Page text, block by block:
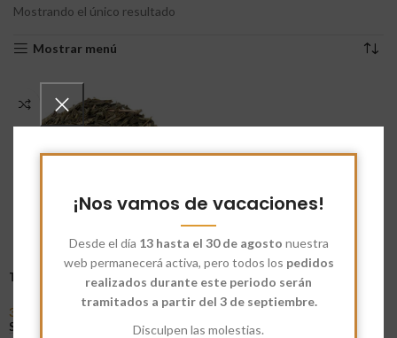
¡Nos vamos de vacaciones!
Desde el día 13 hasta el 30 de agosto nuestra
web permanecerá activa, pero todos los pedidos
realizados durante este periodo serán
tramitados a partir del 3 de septiembre.
Disculpen las molestias.
Mostrando el único resultado
Mostrar menú
Té Verde Sencha Ecológico
3,95
Seleccionar Opciones